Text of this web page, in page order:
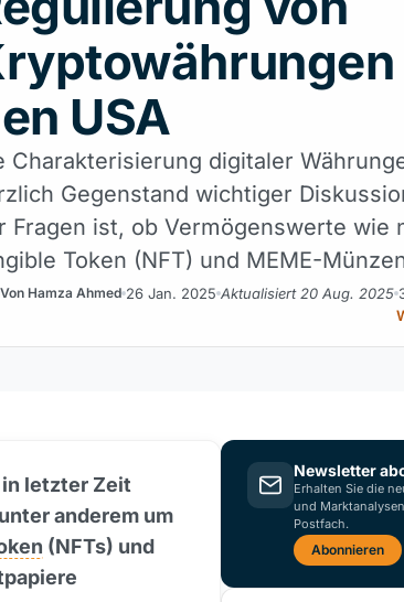
USA
Charakterisierung digitaler
Gegenstand wichtiger
Fragen ist, ob Vermögenswerte wie
Token (NFT) und MEME-
der Waren und Wertpapiere
Von Hamza Ahmed 26 Jan. 2025 Aktualisiert 20 Aug. 2025
letzter Zeit
anderem um
(NFTs) und
Newsletter
Erhalten Sie die
und
Postfach.
Abonnieren